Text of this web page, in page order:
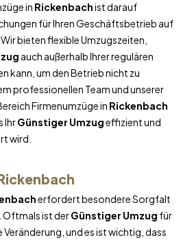
in Rickenbachist darauf
für Ihren Geschäftsbetrieb auf
bieten flexible Umzugszeiten,
auch außerhalb Ihrer regulären
kann, um den Betrieb nicht zu
professionellen Team und unserer
Firmenumzüge in Rickenbach
IhrGünstiger Umzugeffizient und
wird.
erfordert besondere Sorgfalt
Oftmals ist derGünstiger Umzug für
Veränderung, und es ist wichtig, dass